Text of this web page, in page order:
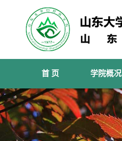
首 页 学院概况